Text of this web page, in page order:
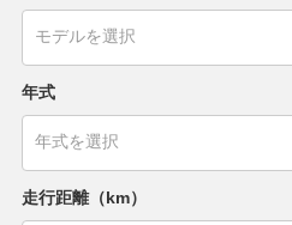
年式
走行距離（km）